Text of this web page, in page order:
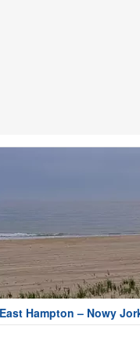
East Hampton – Nowy